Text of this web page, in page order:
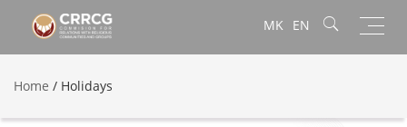
MK EN
Home / Holidays